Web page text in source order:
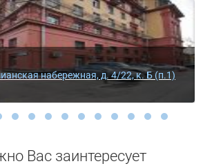
д. 4/22, к. Б (п.1)
Юридический адрес:
Москва, ул.
Вас заинтересует